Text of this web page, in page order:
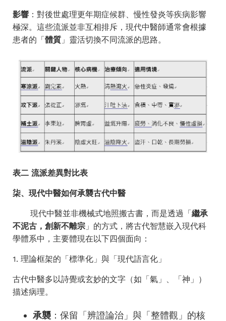
影響 ：對後世處理更年期症候群、慢性發炎等疾病影響
極深。這些流派並非互相排斥，現代中醫師通常會根據
患者的「體質 」靈活切換不同流派的思路。
表二 流派差異對比表
柒、現代中醫如何承襲古代中醫
現代中醫並非機械式地照搬古書，而是透過「繼承
不泥古，創新不離宗 」的方式，將古代智慧嵌入現代科
學體系中，主要體現在以下四個面向：
1. 理論框架的「標準化」與「現代語言化」
古代中醫多以詩覺或玄妙的文字（如「氣」、「神」）
描述病理。
承襲 ：保留「辨證論治」與「整體觀」的核